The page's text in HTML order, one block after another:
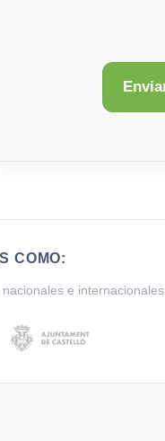
COMO:
e internacionales.